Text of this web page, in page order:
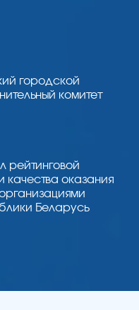
городской
комитет
рейтинговой
качества оказания
Беларусь